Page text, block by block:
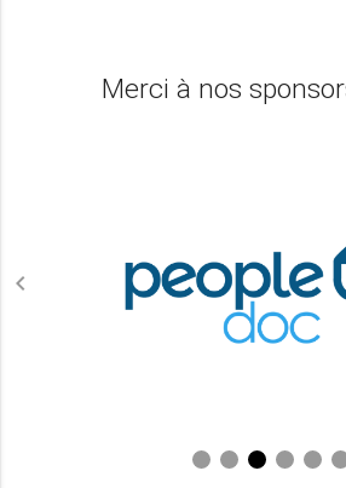
Merci à nos
chevron_left